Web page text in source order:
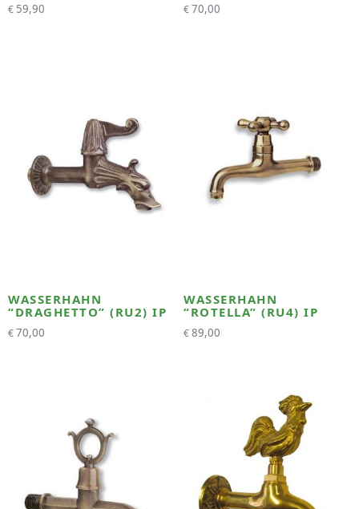
€ 59,90 €70,00
WASSERHAHN
“DRAGHETTO” (RU2) IP
€70,00
WASSERHAHN
“ROTELLA” (RU4) IP
€89,00